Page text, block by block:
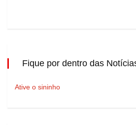
Fique por dentro das
Ative o sininho